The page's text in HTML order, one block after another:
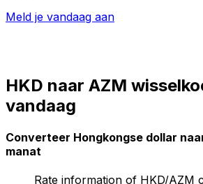
Meld je vandaag aan
HKD naar AZM
vandaag
Converteer Hongkongse dollar
manat
Rate information of HKD/AZM